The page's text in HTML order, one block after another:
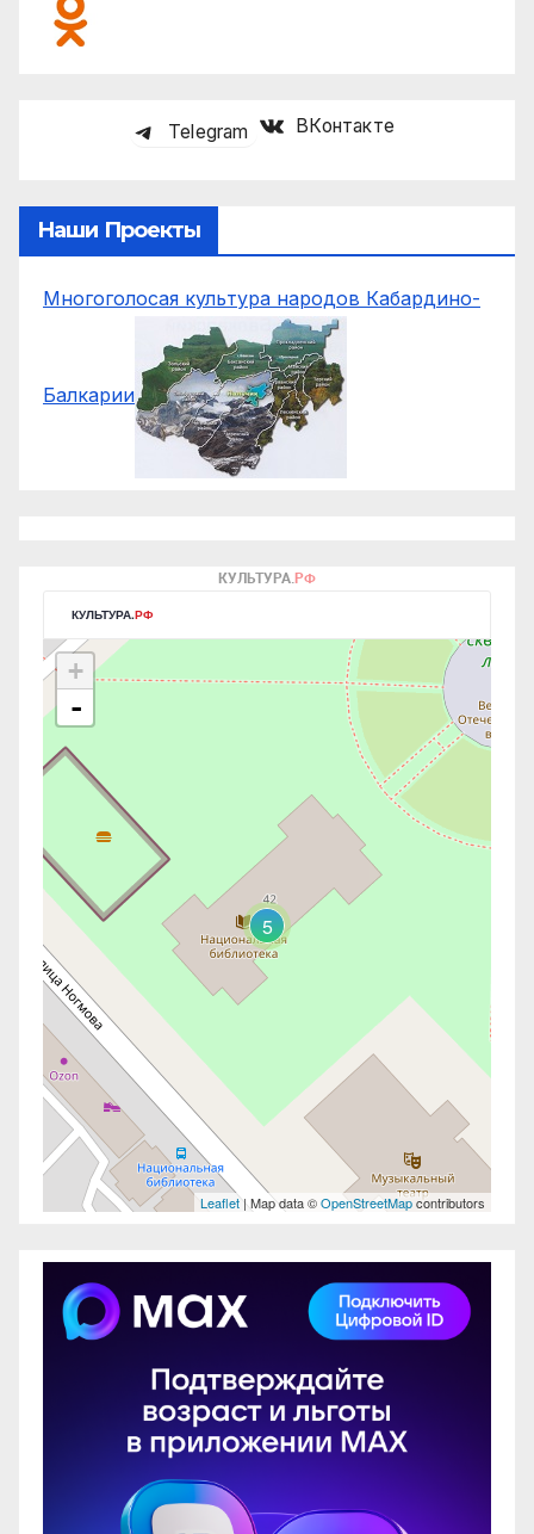
Telegram ВКонтакте
Наши Проекты
Многоголосая культура народов Кабардино-
Балкарии